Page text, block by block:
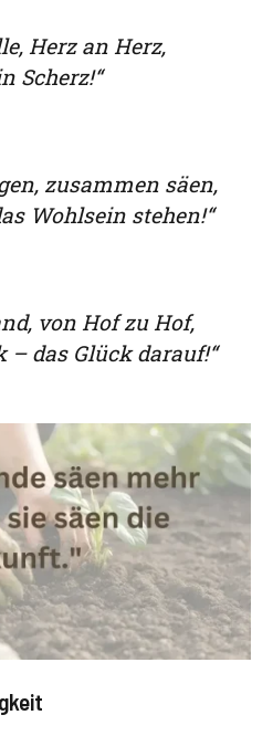
Herz an Herz,
Scherz!“
zusammen säen,
Wohlsein stehen!“
von Hof zu Hof,
das Glück darauf!“